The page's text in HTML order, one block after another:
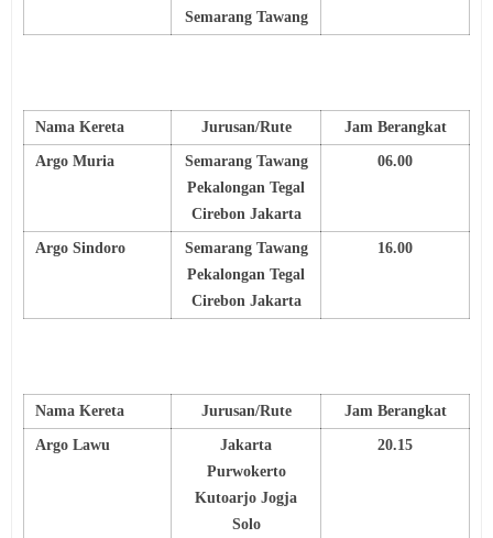
Semarang Tawang
Nama Kereta Jurusan/Rute Jam Berangkat
Argo Muria
Semarang Tawang
Pekalongan Tegal
Cirebon Jakarta
06.00
Argo Sindoro
Semarang Tawang
Pekalongan Tegal
Cirebon Jakarta
16.00
Nama Kereta Jurusan/Rute Jam Berangkat
Argo Lawu
Jakarta
Purwokerto
Kutoarjo Jogja
Solo
20.15